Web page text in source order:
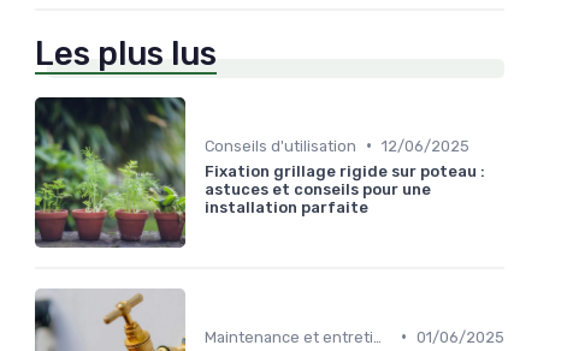
Les plus lus
Conseils d'utilisation • 12/06/2025
Fixation grillage rigide sur poteau :
astuces et conseils pour une
installation parfaite
• 01/06/2025